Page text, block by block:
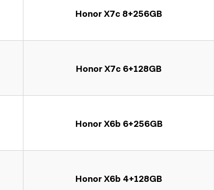
Honor X7c 8+256GB
Honor X7c 6+128GB
Honor X6b 6+256GB
Honor X6b 4+128GB